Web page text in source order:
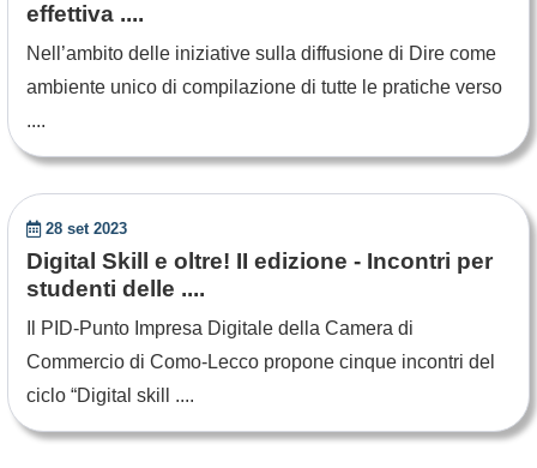
effettiva ....
Nell’ambito delle iniziative sulla diffusione di Dire come
ambiente unico di compilazione di tutte le pratiche verso
....
28 set 2023
Digital Skill e oltre! II edizione - Incontri per
studenti delle ....
Il PID-Punto Impresa Digitale della Camera di
Commercio di Como-Lecco propone cinque incontri del
ciclo “Digital skill ....